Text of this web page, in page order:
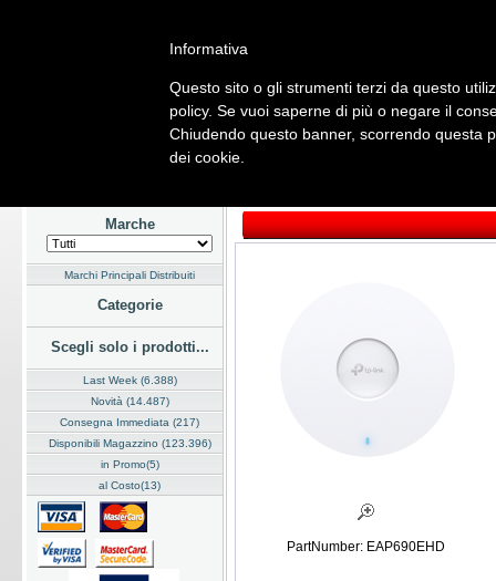
Marchi Dati Cliente Servizi Company
Software Fotografia Telefonia Audio Video
Marche
Marchi Principali Distribuiti
Categorie
Scegli solo i prodotti...
Last Week (6.388)
Novità (14.487)
Consegna Immediata (217)
Disponibili Magazzino (123.396)
in Promo(5)
al Costo(13)
PartNumber: EAP690EHD
Informativa
Questo sito o gli strumenti terzi da questo
policy. Se vuoi saperne di più o negare il
Chiudendo questo banner, scorrendo questa
dei cookie.